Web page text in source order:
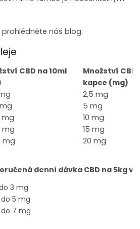
prohlédněte náš blog.
CBD na 10ml
Množství CBD
kapce (mg)
2,5 mg
5 mg
mg
10 mg
mg
15 mg
mg 20 mg
denní dávka CBD na 5kg
3 mg
5 mg
7 mg